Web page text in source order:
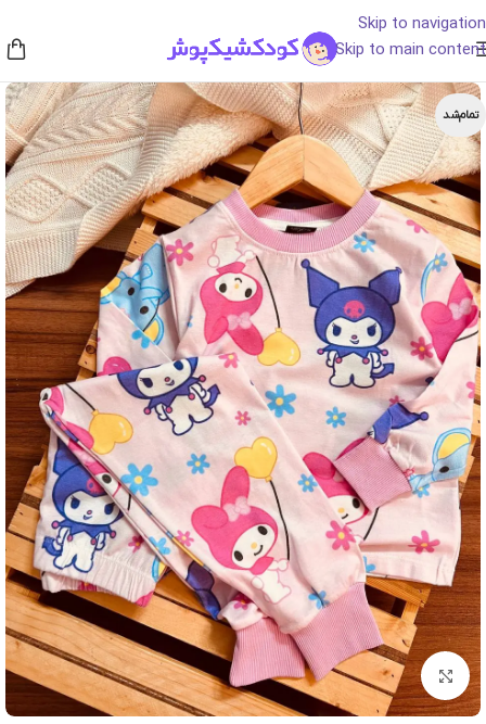
Skip to navigation
Skip to main content
تمام‌شد
بزرگنمایی تصویر